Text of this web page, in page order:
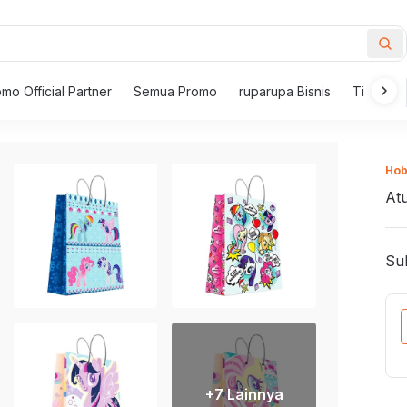
yang bikin rumah makin nyaman,
bersih, dan tertata
Pahlawan
Kenyamanan
Berlengan
dan Bangku
Furnitur Outdoor
Kursi Outdoor
Payung Taman dan Gazebo
Meja Taman
Set Furnitur Outdoor
Lampu
Meja
Meja
Meja
Official Partner Semua Promo ruparupa Bisnis Tips
+7Lainnya